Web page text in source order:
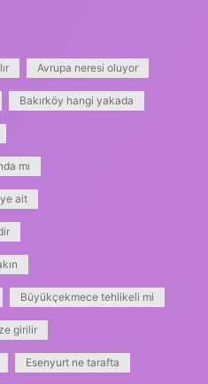
Avrupa neresi oluyor
Bakırköy hangi yakada
mı
ait
Büyükçekmece tehlikeli mi
girilir
Esenyurt ne tarafta